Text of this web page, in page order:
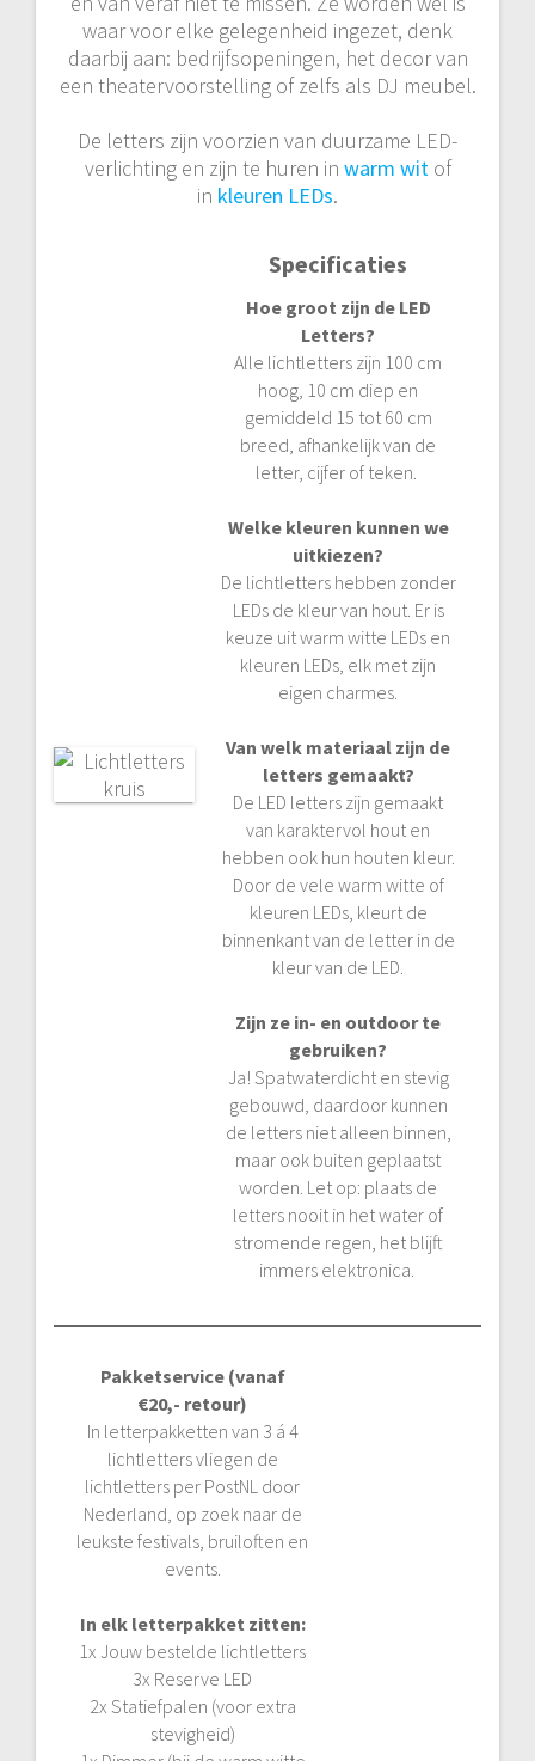
waar voor elke gelegenheid ingezet, denk
daarbij aan: bedrijfsopeningen, het decor van
een theatervoorstelling of zelfs als DJ meubel.
De letters zijn voorzien van duurzame LED-
verlichting en zijn te huren in warm wit of
in kleuren LEDs.
Specificaties
Hoe groot zijn de LED
Letters?
Alle lichtletters zijn 100 cm
hoog, 10 cm diep en
gemiddeld 15 tot 60 cm
breed, afhankelijk van de
letter, cijfer of teken.
Welke kleuren kunnen we
uitkiezen?
De lichtletters hebben zonder
LEDs de kleur van hout. Er is
keuze uit warm witte LEDs en
kleuren LEDs, elk met zijn
eigen charmes.
Van welk materiaal zijn de
letters gemaakt?
De LED letters zijn gemaakt
van karaktervol hout en
hebben ook hun houten kleur.
Door de vele warm witte of
kleuren LEDs, kleurt de
binnenkant van de letter in de
kleur van de LED.
Zijn ze in- en outdoor te
gebruiken?
Ja! Spatwaterdicht en stevig
gebouwd, daardoor kunnen
de letters niet alleen binnen,
maar ook buiten geplaatst
worden. Let op: plaats de
letters nooit in het water of
stromende regen, het blijft
immers elektronica.
Pakketservice (vanaf
€20,- retour)
In letterpakketten van 3 á 4
lichtletters vliegen de
lichtletters per PostNL door
Nederland, op zoek naar de
leukste festivals, bruiloften en
events.
In elk letterpakket zitten:
1x Jouw bestelde lichtletters
3x Reserve LED
2x Statiefpalen (voor extra
stevigheid)